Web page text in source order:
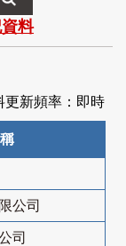
料
更新頻率：即時
公司
司